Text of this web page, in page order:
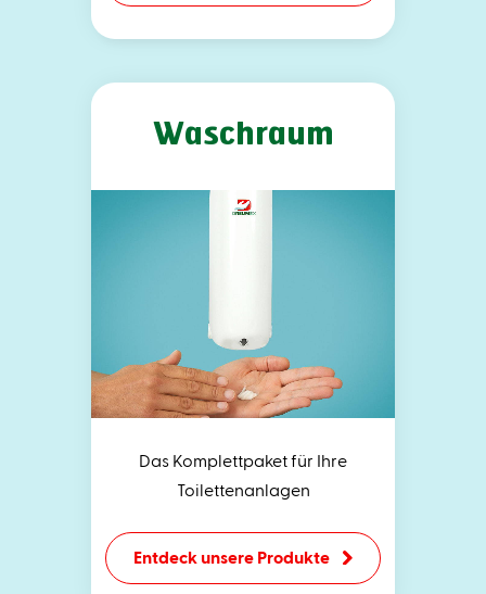
Waschraum
Das Komplettpaket für Ihre
Toilettenanlagen
Entdeck unsere Produkte